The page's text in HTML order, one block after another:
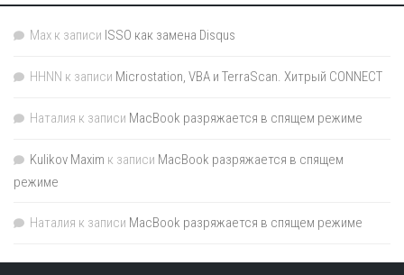
Max к записи ISSO как замена Disqus
HHNN к записи Microstation, VBA и TerraScan. Хитрый CONNECT
Наталия к записи MacBook разряжается в спящем режиме
Kulikov Maxim к записи MacBook разряжается в спящем
режиме
Наталия к записи MacBook разряжается в спящем режиме